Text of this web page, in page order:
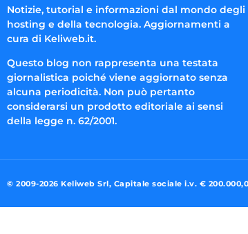
Notizie, tutorial e informazioni dal mondo degli
hosting e della tecnologia. Aggiornamenti a
cura di Keliweb.it.
Questo blog non rappresenta una testata
giornalistica poiché viene aggiornato senza
alcuna periodicità. Non può pertanto
considerarsi un prodotto editoriale ai sensi
della legge n. 62/2001.
© 2009-2026 Keliweb Srl, Capitale sociale i.v. €